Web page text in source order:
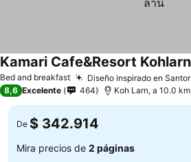
Bed and breakfast Diseño inspirado en
8,6 Excelente 464 Koh Larn, a 10.0
De $ 342.914
Mira precios de 2 páginas